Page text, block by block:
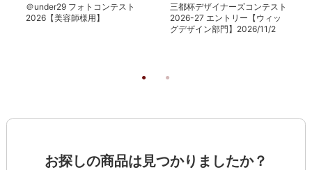
＠under29 フォトコンテスト
2026【美容師様用】
三都杯デザイナーズコンテスト
2026-27 エントリー【ウィッ
グデザイン部門】2026/11/2
お探しの商品は見つかりましたか？